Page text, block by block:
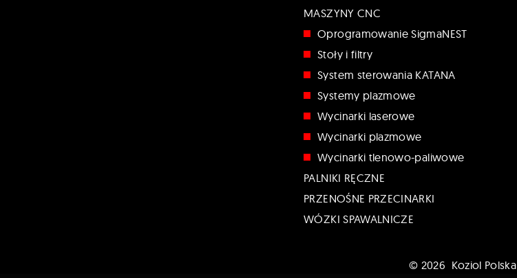
MASZYNY CNC
Oprogramowanie SigmaNEST
Stoły i filtry
System sterowania KATANA
Systemy plazmowe
Wycinarki laserowe
Wycinarki plazmowe
Wycinarki tlenowo-paliwowe
PALNIKI RĘCZNE
PRZENOŚNE PRZECINARKI
WÓZKI SPAWALNICZE
© 2026 Koziol Polska